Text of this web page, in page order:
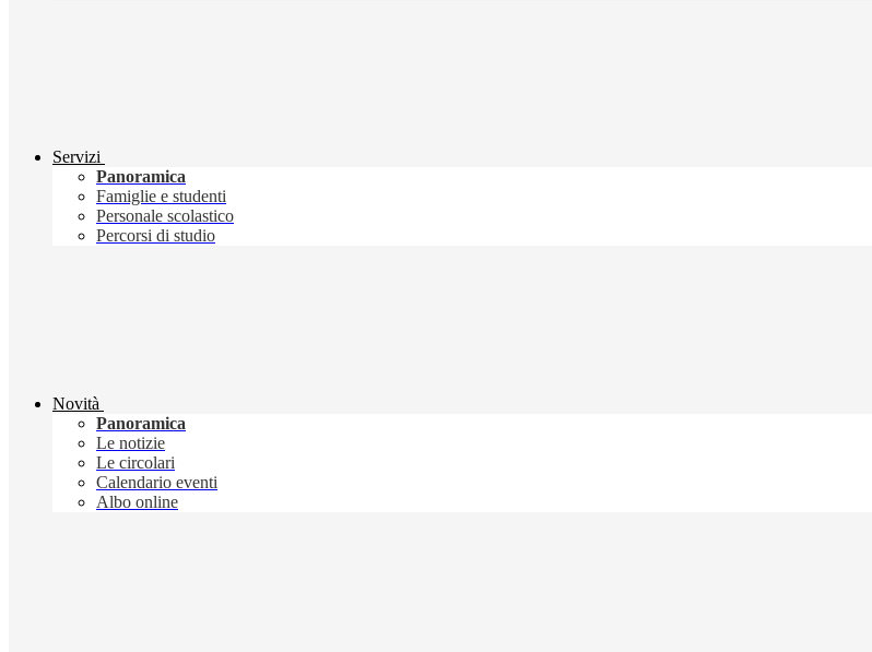
Servizi
Panoramica
Famiglie e studenti
Personale scolastico
Percorsi di studio
Novità
Panoramica
Le notizie
Le circolari
Calendario eventi
Albo online